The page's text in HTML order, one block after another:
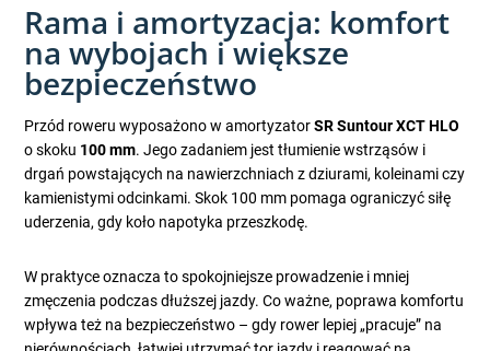
Rama i amortyzacja: komfort
na wybojach i większe
bezpieczeństwo
Przód roweru wyposażono w amortyzatorSR Suntour XCT HLO
o skoku 100 mm. Jego zadaniem jest tłumienie wstrząsów i
drgań powstających na nawierzchniach z dziurami, koleinami czy
kamienistymi odcinkami. Skok 100 mm pomaga ograniczyć siłę
uderzenia, gdy koło napotyka przeszkodę.
W praktyce oznacza to spokojniejsze prowadzenie i mniej
zmęczenia podczas dłuższej jazdy. Co ważne, poprawa komfortu
wpływa też na bezpieczeństwo – gdy rower lepiej „pracuje” na